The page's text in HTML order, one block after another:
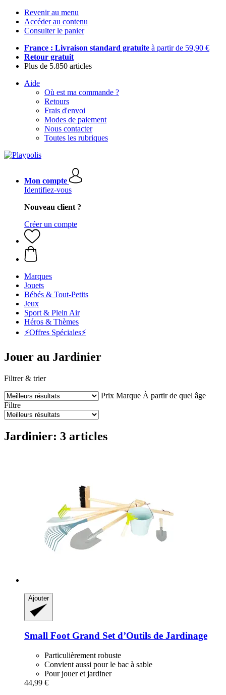
Revenir au menu
Accéder au contenu
Consulter le panier
France : Livraison standard gratuite à partir de 59,90 €
Retour gratuit
Plus de 5.850 articles
Aide
Où est ma commande ?
Retours
Frais d'envoi
Modes de paiement
Nous contacter
Toutes les rubriques
Mon compte
Identifiez-vous
Nouveau client ?
Créer un compte
Marques
Jouets
Bébés & Tout-Petits
Jeux
Sport & Plein Air
Héros & Thèmes
⚡️Offres Spéciales⚡️
Jouer au Jardinier
Filtrer & trier
Prix Marque À partir de quel âge
Filtre
Jardinier: 3 articles
Ajouter
Small FootGrand Set d’Outils de Jardinage
Particulièrement robuste
Convient aussi pour le bac à sable
Pour jouer et jardiner
44,99 €